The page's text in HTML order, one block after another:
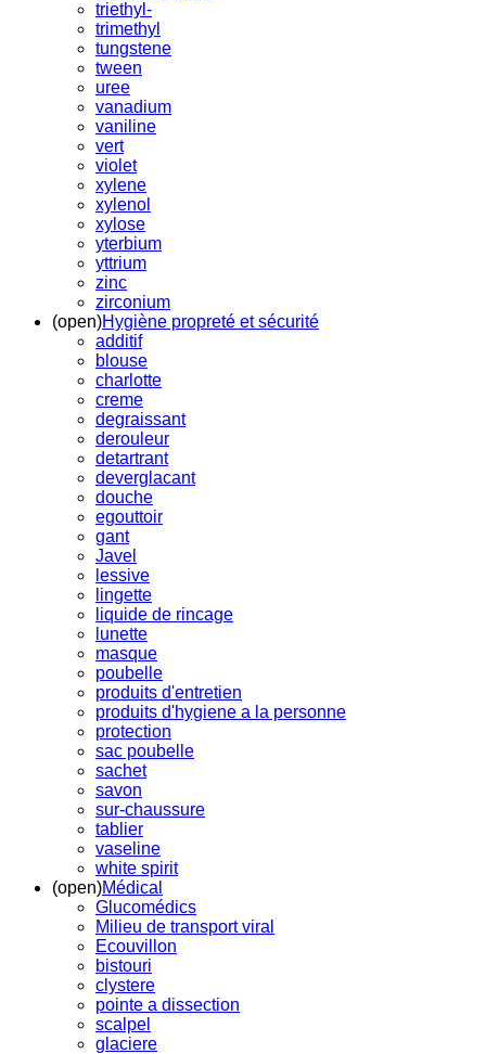
triethyl-
trimethyl
tungstene
tween
uree
vanadium
vaniline
vert
violet
xylene
xylenol
xylose
yterbium
yttrium
zinc
zirconium
(open)Hygiène propreté et sécurité
additif
blouse
charlotte
creme
degraissant
derouleur
detartrant
deverglacant
douche
egouttoir
gant
Javel
lessive
lingette
liquide de rincage
lunette
masque
poubelle
produits d'entretien
produits d'hygiene a la personne
protection
sac poubelle
sachet
savon
sur-chaussure
tablier
vaseline
white spirit
(open)Médical
Glucomédics
Milieu de transport viral
Ecouvillon
bistouri
clystere
pointe a dissection
scalpel
glaciere